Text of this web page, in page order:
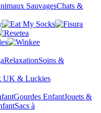
SauvagesChats &
RelaxationSoins &
Gourdes EnfantJouets &
Sacs à